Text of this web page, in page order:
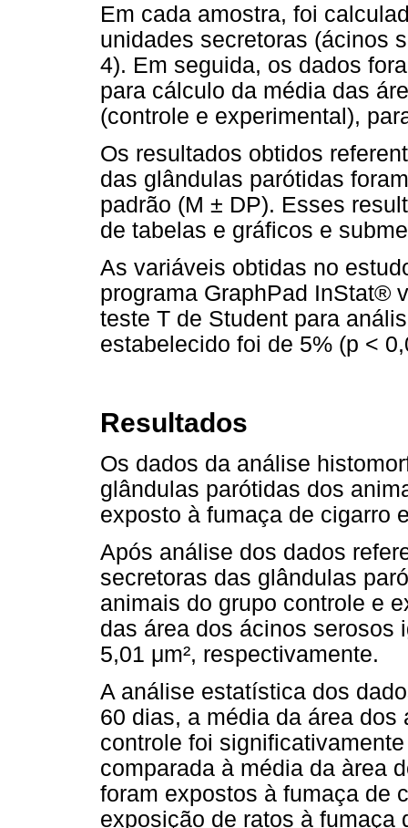
Em cada amostra, foi
unidades secretoras (ácinos
4). Em seguida, os dados
para cálculo da média das
(controle e experimental),
Os resultados obtidos
das glândulas parótidas
padrão (M ± DP). Esses
de tabelas e gráficos e
As variáveis obtidas no
programa GraphPad InStat®
teste T de Student para
estabelecido foi de 5% (p <
Resultados
Os dados da análise
glândulas parótidas dos
exposto à fumaça de cigarro
Após análise dos dados
secretoras das glândulas
animais do grupo controle e
das área dos ácinos serosos
5,01 μm², respectivamente.
A análise estatística dos
60 dias, a média da área
controle foi
comparada à média da àrea
foram expostos à fumaça de
exposição de ratos à fumaça